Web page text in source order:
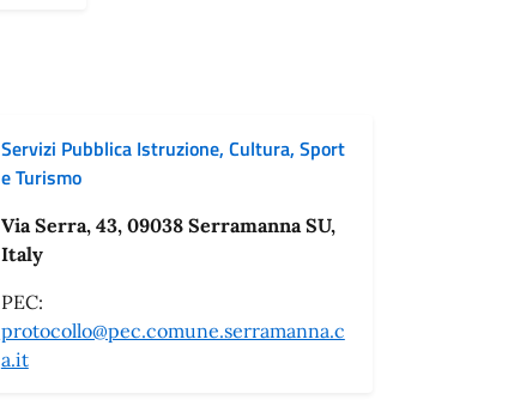
Servizi Pubblica Istruzione, Cultura, Sport
e Turismo
Via Serra, 43, 09038 Serramanna SU,
Italy
PEC:
protocollo@pec.comune.serramanna.c
a.it